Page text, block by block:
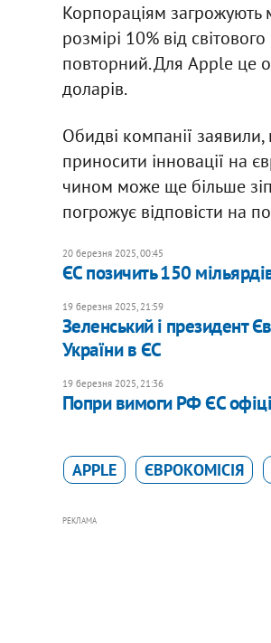
Корпораціям
розмірі 10% від
повторний. Для Apple це
доларів.
Обидві компанії
приносити інновації на
чином може ще більше
погрожує відповісти на
20 березня 2025, 00:45
ЄС позичить 150
19 березня 2025, 21:59
Зеленський і президент
України в ЄС
19 березня 2025, 21:36
Попри вимоги РФ ЄС
APPLE ЄВРОКОМІСІЯ
РЕКЛАМА